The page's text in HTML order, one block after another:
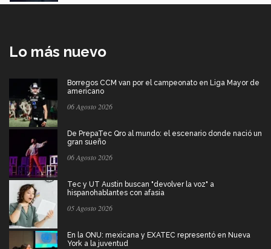
Lo más nuevo
Borregos CCM van por el campeonato en Liga Mayor de
americano
06 Agosto 2026
De PrepaTec Qro al mundo: el escenario donde nació un
gran sueño
06 Agosto 2026
Tec y UT Austin buscan "devolver la voz" a
hispanohablantes con afasia
05 Agosto 2026
En la ONU: mexicana y EXATEC representó en Nueva
York a la juventud